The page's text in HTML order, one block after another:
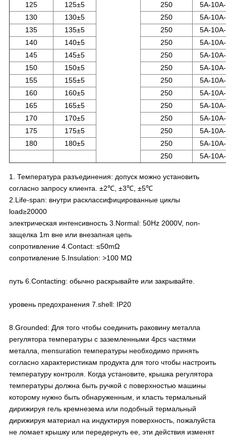
125 125±5 250
5A-
130
130±5 250
5A-
135
135±5 250
5A-
140
140±5 250
5A-
145
145±5 250
5A-
150
150±5 250
5A-
155
155±5 250
5A-
160
160±5 250
5A-
165
165±5 250
5A-
170
170±5 250
5A-
175
175±5 250
5A-
180
180±5 250
5A-
250
5A-
1. Температура разъединения: допуск можно установить
согласно запросу клиента. ±2℃, ±3℃, ±5℃
2.Life-span: внутри расклассифицированные циклы
load≥20000
электрическая интенсивность 3.Normal: 50Hz 2000V, non-
защелка 1m вне или внезапная цепь
сопротивление 4.Contact: ≤50mΩ
сопротивление 5.Insulation: >100 MΩ
путь 6.Contacting: обычно раскрывайте или закрывайте.
уровень предохранения 7.shell: IP20
8.Grounded: Для того чтобы соединить раковину металла
регулятора температуры с заземленными 4pcs частями
металла, mensuration температуры необходимо принять
согласно характеристикам продукта для того чтобы настроить
температуру контроля. Когда установите, крышка регулятора
температуры должна быть ручкой с поверхностью машины
которому нужно быть обнаруженным, и класть термальный
дирижируя гель кремнезема или подобный термальный
дирижируя материал на индуктируя поверхность, пожалуйста
не ломает крышку или передернуть ее, эти действия изменят